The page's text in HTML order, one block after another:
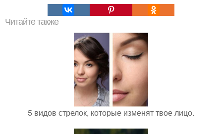
Читайте также
5 видов стрелок, которые изменят твое лицо.